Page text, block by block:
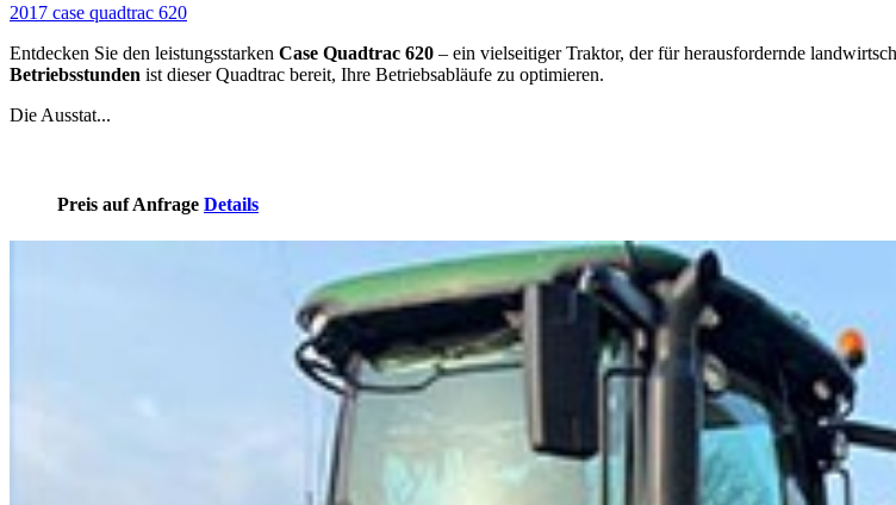
2017 case quadtrac 620
Entdecken Sie den leistungsstarken Case Quadtrac 620 – ein vielseitiger Traktor, der für herausfordernde
Betriebsstunden ist dieser Quadtrac bereit, Ihre Betriebsabläufe zu optimieren.
Die Ausstat...
Preis auf Anfrage Details